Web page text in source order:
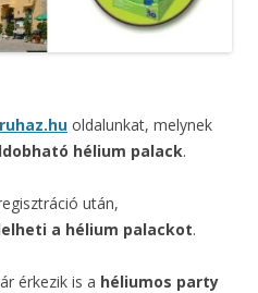
oldalunkat, melynek
hélium palack.
után,
a hélium palackot.
érkezik is a héliumos party